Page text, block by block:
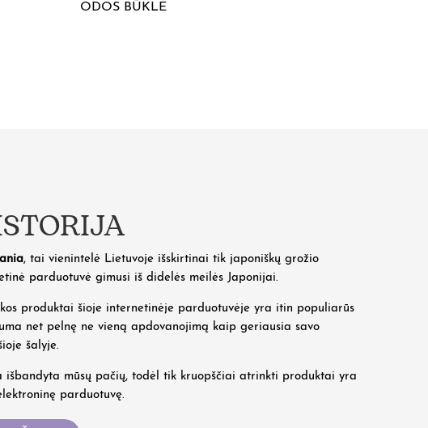
ODOS BŪKLĖ
, tai vienintelė Lietuvoje išskirtinai tik japoniškų grožio
parduotuvė gimusi iš didelės meilės Japonijai.
produktai šioje internetinėje parduotuvėje yra itin populiarūs
net pelnę ne vieną apdovanojimą kaip geriausia savo
šalyje.
išbandyta mūsų pačių, todėl tik kruopščiai atrinkti produktai yra
parduotuvę.